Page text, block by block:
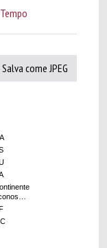
Tempo
Salva come JPEG